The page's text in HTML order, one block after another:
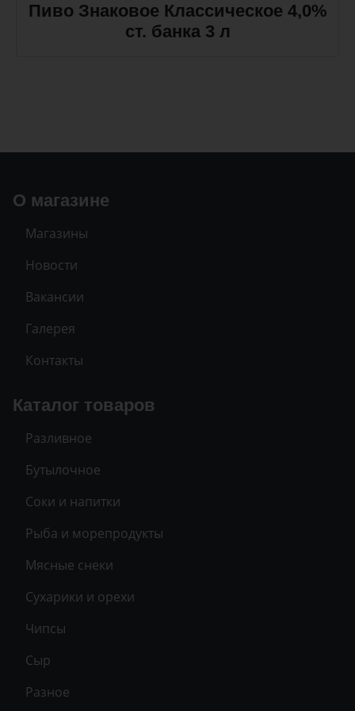
Пиво Знаковое Классическое 4,0%
ст. банка 3 л
О магазине
Магазины
Новости
Вакансии
Галерея
Контакты
Каталог товаров
Разливное
Бутылочное
Соки и напитки
Рыба и морепродукты
Мясные снеки
Сухарики и орехи
Чипсы
Сыр
Разное